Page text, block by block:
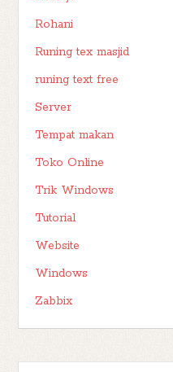
Rohani
Runing tex masjid
runing text free
Server
Tempat makan
Toko Online
Trik Windows
Tutorial
Website
Windows
Zabbix